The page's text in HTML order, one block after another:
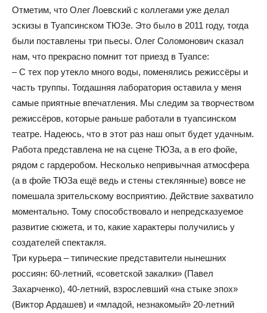
Отметим, что Олег Лоевский с коллегами уже делал
эскизы в Туапсинском ТЮЗе. Это было в 2011 году, тогда
были поставлены три пьесы. Олег Соломонович сказал
нам, что прекрасно помнит тот приезд в Туапсе:
– С тех пор утекло много воды, поменялись режиссёры и
часть труппы. Тогдашняя лаборатория оставила у меня
самые приятные впечатления. Мы следим за творчеством
режиссёров, которые раньше работали в туапсинском
театре. Надеюсь, что в этот раз наш опыт будет удачным.
Работа представлена не на сцене ТЮЗа, а в его фойе,
рядом с гардеробом. Несколько непривычная атмосфера
(а в фойе ТЮЗа ещё ведь и стены стеклянные) вовсе не
помешала зрительскому восприятию. Действие захватило
моментально. Тому способствовало и непредсказуемое
развитие сюжета, и то, какие характеры получились у
создателей спектакля.
Три курьера – типические представители нынешних
россиян: 60-летний, «советской закалки» (Павел
Захарченко), 40-летний, взрослевший «на стыке эпох»
(Виктор Ардашев) и «младой, незнакомый» 20-летний